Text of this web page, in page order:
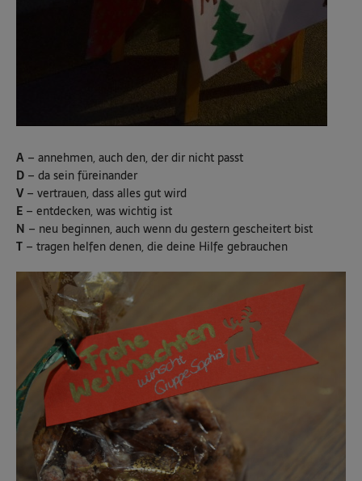
A – annehmen, auch den, der dir nicht passt
D – da sein füreinander
V – vertrauen, dass alles gut wird
E – entdecken, was wichtig ist
N – neu beginnen, auch wenn du gestern gescheitert bist
T – tragen helfen denen, die deine Hilfe gebrauchen